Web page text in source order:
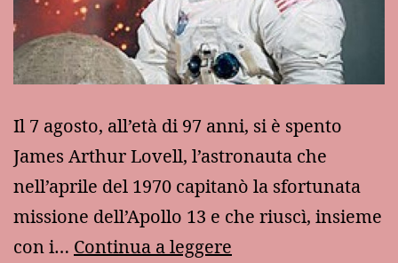
Il 7 agosto, all’età di 97 anni, si è spento
James Arthur Lovell, l’astronauta che
nell’aprile del 1970 capitanò la sfortunata
missione dell’Apollo 13 e che riuscì, insieme
con i… Continua a leggere